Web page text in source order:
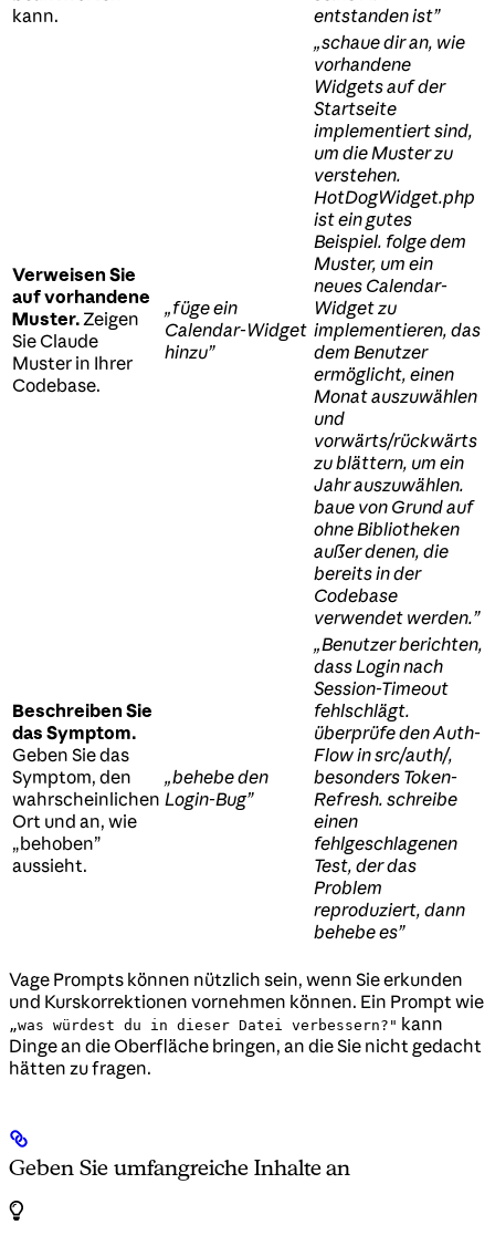
kann.
entstanden ist”
Verweisen Sie
auf vorhandene
Muster. Zeigen
Sie Claude
Muster in Ihrer
Codebase.
„füge ein
Calendar-Widget
hinzu”
„schaue dir an, wie
vorhandene
Widgets auf der
Startseite
implementiert sind,
um die Muster zu
verstehen.
HotDogWidget.php
ist ein gutes
Beispiel. folge dem
Muster, um ein
neues Calendar-
Widget zu
implementieren, das
dem Benutzer
ermöglicht, einen
Monat auszuwählen
und
vorwärts/rückwärts
zu blättern, um ein
Jahr auszuwählen.
baue von Grund auf
ohne Bibliotheken
außer denen, die
bereits in der
Codebase
verwendet werden.”
Beschreiben Sie
das Symptom.
Geben Sie das
Symptom, den
wahrscheinlichen
Ort und an, wie
„behoben”
aussieht.
„behebe den
Login-Bug”
„Benutzer berichten,
dass Login nach
Session-Timeout
fehlschlägt.
überprüfe den Auth-
Flow in src/auth/,
besonders Token-
Refresh. schreibe
einen
fehlgeschlagenen
Test, der das
Problem
reproduziert, dann
behebe es”
Vage Prompts können nützlich sein, wenn Sie erkunden
und Kurskorrektionen vornehmen können. Ein Prompt wie
„was würdest du in dieser Datei verbessern?" kann
Dinge an die Oberfläche bringen, an die Sie nicht gedacht
hätten zu fragen.
Geben Sie umfangreiche Inhalte an